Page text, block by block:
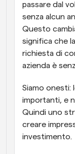
passare dal
senza alcun
Questo
significa che
richiesta di
azienda è
Siamo onesti:
importanti, e
Quindi uno
creare
investimento.